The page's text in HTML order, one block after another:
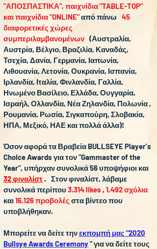
"ΑΠΟΣΠΑΣΤΙΚΑ", παιχνίδια "TABLE-TOP"
και παιχνίδια "ONLINE"από πάνω
45
διαφορετικές χώρες
συμπεριλαμβανομένων (Αυστραλία,
Αυστρία, Βέλγιο, Βραζιλία, Καναδάς,
Τσεχία, Δανία, Γερμανία, Ιαπωνία,
Λιθουανία, Λετονία, Ουκρανία, Ισπανία,
Ιρλανδία, Ιταλία, Φινλανδία, Γαλλία,
Ηνωμένο Βασίλειο, Ελλάδα, Ουγγαρία,
Ισραήλ, Ολλανδία, Νέα Ζηλανδία, Πολωνία ,
Ρουμανία, Ρωσία, Σιγκαπούρη, Σλοβακία,
ΗΠΑ, Μεξικό, ΗΑΕ και πολλά άλλα)!
Όσον αφορά τα Βραβεία BULLSEYE Player's
Choice Awards για τον "Gammaster of the
Year", υπήρχαν συνολικά 56 υποψήφιοι και
32 φιναλίστ. Στον φιναλίστ, λάβαμε
συνολικά περίπου 3.314 likes , 1.492 σχόλια
και 16.126 προβολές στα βίντεο που
υποβλήθηκαν.
Μπορείτε να δείτε τηνεκπομπή μας "2020
Bullsye Awards Ceremony" για να δείτε τους